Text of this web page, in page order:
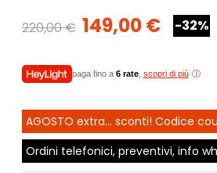
220,00 € 149,00 € -32%
paga fino a 6 rate, scopri di più
AGOSTO extra... sconti! Codice
Ordini telefonici, preventivi, info